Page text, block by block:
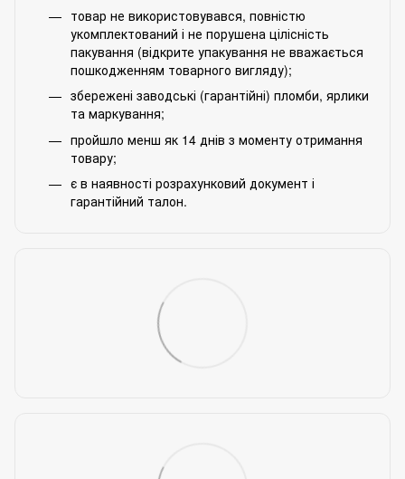
товар не використовувався, повністю
укомплектований і не порушена цілісність
пакування (відкрите упакування не вважається
пошкодженням товарного вигляду);
збережені заводські (гарантійні) пломби, ярлики
та маркування;
пройшло менш як 14 днів з моменту отримання
товару;
є в наявності розрахунковий документ і
гарантійний талон.